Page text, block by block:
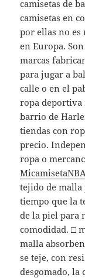
camisetas de
camisetas en
por ellas no es
en Europa.
marcas
para jugar a
calle o en el
ropa deportiva
barrio de
tiendas con
precio.
ropa o
MicamisetaNBA
tejido de malla
tiempo que la
de la piel para
comodidad. □
malla
se teje, con
desgomado, la